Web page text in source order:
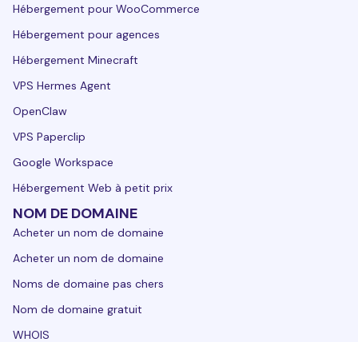
Hébergement pour WooCommerce
Hébergement pour agences
Hébergement Minecraft
VPS Hermes Agent
OpenClaw
VPS Paperclip
Google Workspace
Hébergement Web à petit prix
NOM DE DOMAINE
Acheter un nom de domaine
Acheter un nom de domaine
Noms de domaine pas chers
Nom de domaine gratuit
WHOIS